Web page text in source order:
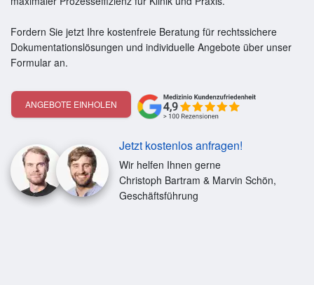
Fordern Sie jetzt Ihre kostenfreie Beratung für rechtssichere
Dokumentationslösungen und individuelle Angebote über unser
Formular an.
ANGEBOTE EINHOLEN
Jetzt kostenlos anfragen!
Wir helfen Ihnen gerne
Christoph Bartram & Marvin Schön,
Geschäftsführung